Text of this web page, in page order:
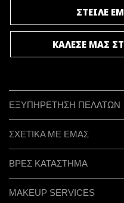
ΣΤΕΙΛΕ
ΚΑΛΕΣΕ ΜΑΣ
ΕΞΥΠΗΡΕΤΗΣΗ ΠΕΛΑΤΩΝ
ΣΧΕΤΙΚΑ ΜΕ ΕΜΑΣ
ΒΡΕΣ ΚΑΤΑΣΤΗΜΑ
MAKEUP SERVICES